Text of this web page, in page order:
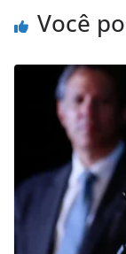
Você